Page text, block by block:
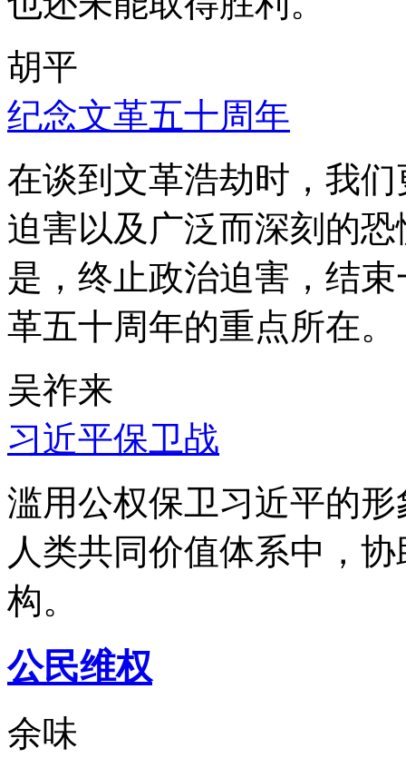
胡平
纪念文革五十周年
在谈到文革浩劫时，我
迫害以及广泛而深刻的
是，终止政治迫害，结
革五十周年的重点所在。
吴祚来
习近平保卫战
滥用公权保卫习近平的
人类共同价值体系中，
构。
公民维权
余味